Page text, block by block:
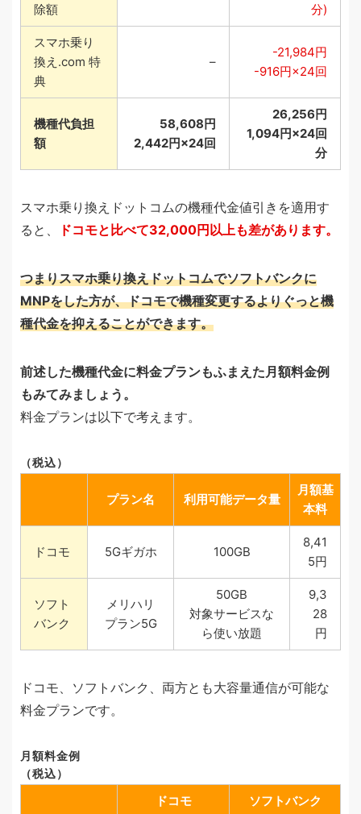
除額
分)
スマホ乗り
換え.com 特
典
–
-21,984円
-916円×24回
機種代負担
額
58,608円
2,442円×24回
26,256円
1,094円×24回
分
スマホ乗り換えドットコムの機種代金値引きを適用す
ると、
ドコモと比べて32,000円以上も差があります。
つまりスマホ乗り換えドットコムでソフトバンクに
MNPをした方が、ドコモで機種変更するよりぐっと機
種代金を抑えることができます。
前述した機種代金に料金プランもふまえた月額料金例
もみてみましょう。
料金プランは以下で考えます。
（税込）
プラン名 利用可能データ量
月額基
本料
ドコモ 5Gギガホ 100GB
8,41
5円
ソフト
バンク
メリハリ
プラン5G
50GB
対象サービスな
ら使い放題
9,3
28
円
ドコモ、ソフトバンク、両方とも大容量通信が可能な
料金プランです。
月額料金例
（税込）
ドコモ ソフトバンク